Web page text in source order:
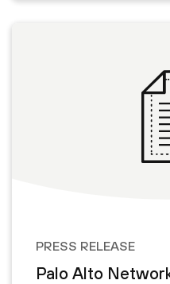
PRESS RELEASE
Palo Alto